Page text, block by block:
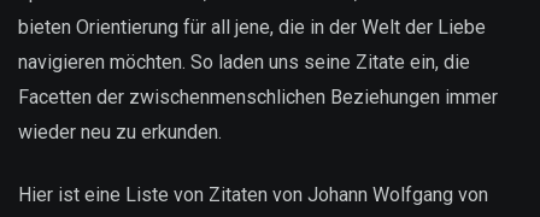
bieten Orientierung für all jene, die in der Welt der Liebe
navigieren möchten. So laden uns seine Zitate ein, die
Facetten der zwischenmenschlichen Beziehungen immer
wieder neu zu erkunden.
Hier ist eine Liste von Zitaten von Johann Wolfgang von